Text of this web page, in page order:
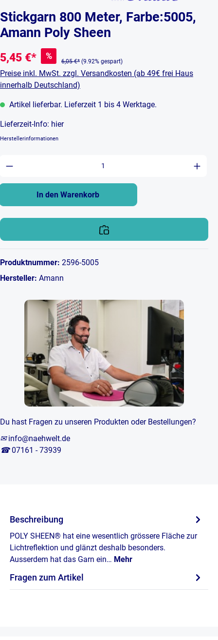
Stickgarn 800 Meter, Farbe:5005,
Amann Poly Sheen
5,45 €* %
6,05 €* (9.92% gespart)
Preise inkl. MwSt. zzgl. Versandkosten (ab 49€ frei Haus
innerhalb Deutschland)
Artikel lieferbar. Lieferzeit 1 bis 4 Werktage.
Lieferzeit-Info: hier
Herstellerinformationen
Anzahl: Gib den gewünschten Wert
In den Warenkorb
Produktnummer: 2596-5005
Hersteller: Amann
Du hast Fragen zu unseren Produkten oder Bestellungen?
✉ info@naehwelt.de
☎ 07161 - 73939
Beschreibung
POLY SHEEN® hat eine wesentlich grössere Fläche zur
Lichtreflektion und glänzt deshalb besonders.
Ausserdem hat das Garn ein… Mehr
Fragen zum Artikel